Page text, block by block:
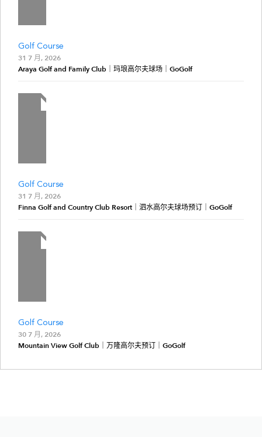
Golf Course
31 7 月, 2026
Araya Golf and Family Club｜玛琅高尔夫球场｜GoGolf
Golf Course
31 7 月, 2026
Finna Golf and Country Club Resort｜泗水高尔夫球场预订｜GoGolf
Golf Course
30 7 月, 2026
Mountain View Golf Club｜万隆高尔夫预订｜GoGolf